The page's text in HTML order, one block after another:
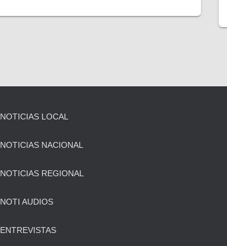
NOTICIAS LOCAL
NOTICIAS NACIONAL
NOTICIAS REGIONAL
NOTI AUDIOS
ENTREVISTAS